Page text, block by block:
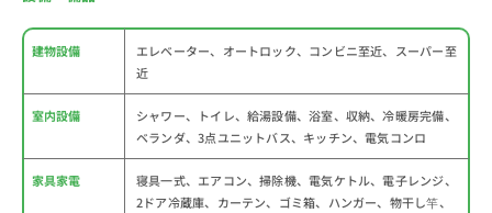
建物設備
エレベーター、オートロック、コンビニ至近、スーパー至
近
室内設備
シャワー、トイレ、給湯設備、浴室、収納、冷暖房完備、
ベランダ、3点ユニットバス、キッチン、電気コンロ
家具家電
寝具一式、エアコン、掃除機、電気ケトル、電子レンジ、
2ドア冷蔵庫、カーテン、ゴミ箱、ハンガー、物干し竿、